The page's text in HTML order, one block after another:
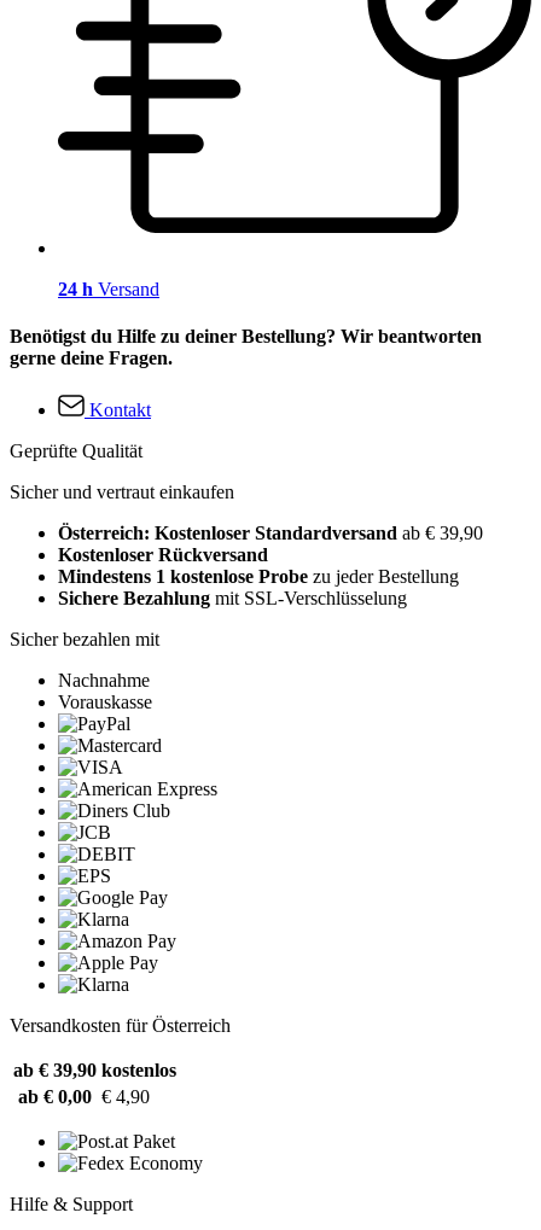
24 h Versand
Benötigst du Hilfe zu deiner Bestellung? Wir beantworten
gerne deine Fragen.
Kontakt
Geprüfte Qualität
Sicher und vertraut einkaufen
Österreich: Kostenloser Standardversand ab € 39,90
Kostenloser Rückversand
Mindestens 1 kostenlose Probe zu jeder Bestellung
Sichere Bezahlung mit SSL-Verschlüsselung
Sicher bezahlen mit
Nachnahme
Vorauskasse
Versandkosten für Österreich
ab € 39,90 kostenlos
ab € 0,00 € 4,90
Hilfe & Support